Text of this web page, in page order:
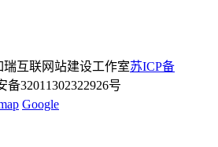
瑞互联网站建设工作室苏ICP备
备32011302322926号
Google